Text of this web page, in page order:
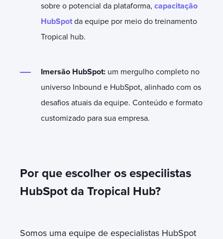
sobre o potencial da plataforma, capacitação
HubSpot da equipe por meio do treinamento
Tropical hub.
Imersão HubSpot: um mergulho completo no
universo Inbound e HubSpot, alinhado com os
desafios atuais da equipe. Conteúdo e formato
customizado para sua empresa.
Por que escolher os especilistas
HubSpot da Tropical Hub?
Somos uma equipe de especialistas HubSpot